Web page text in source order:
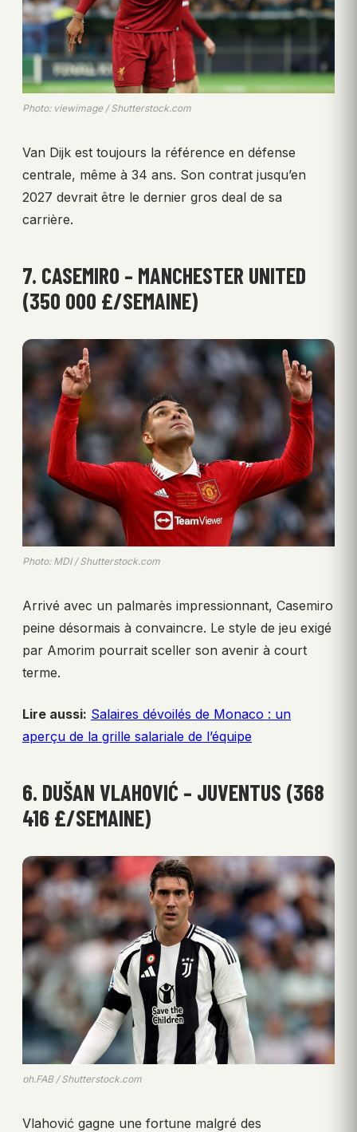
Photo: viewimage / Shutterstock.com
Van Dijk est toujours la référence en défense
centrale, même à 34 ans. Son contrat jusqu’en
2027 devrait être le dernier gros deal de sa
carrière.
7. CASEMIRO – MANCHESTER UNITED
(350 000 £/SEMAINE)
Photo: MDI / Shutterstock.com
Arrivé avec un palmarès impressionnant, Casemiro
peine désormais à convaincre. Le style de jeu exigé
par Amorim pourrait sceller son avenir à court
terme.
Lire aussi: Salaires dévoilés de Monaco : un
aperçu de la grille salariale de l’équipe
6. DUŠAN VLAHOVIĆ – JUVENTUS (368
416 £/SEMAINE)
ph.FAB / Shutterstock.com
Vlahović gagne une fortune malgré des